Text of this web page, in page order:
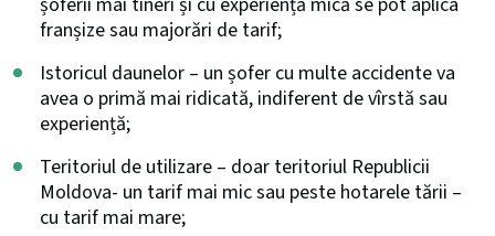
franșize sau majorări de tarif;
Istoricul daunelor – un șofer cu multe accidente va
avea o primă mai ridicată, indiferent de vîrstă sau
experiență;
Teritoriul de utilizare – doar teritoriul Republicii
Moldova- un tarif mai mic sau peste hotarele tării –
cu tarif mai mare;